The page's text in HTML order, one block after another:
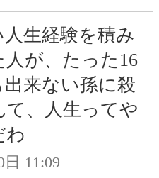
人生経験を積み
が、たった16
来ない孫に殺
て、人生ってや
わ
日 11:09